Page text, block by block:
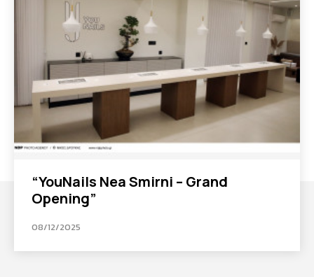
“YouNails Nea Smirni – Grand
Opening”
08/12/2025